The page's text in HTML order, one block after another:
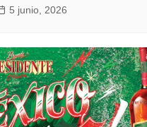
5 junio, 2026